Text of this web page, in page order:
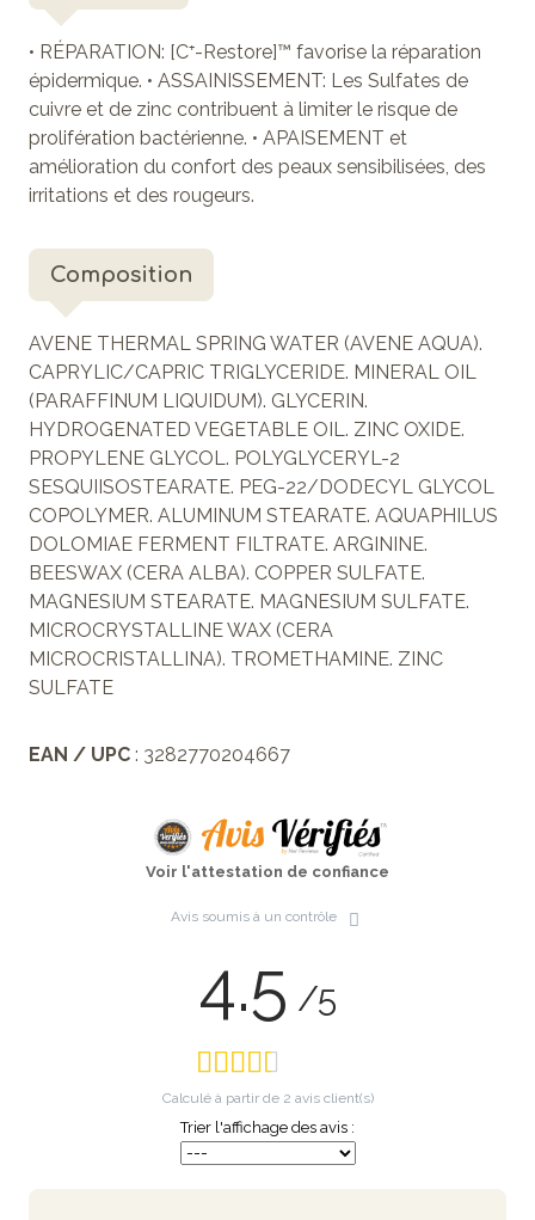
• RÉPARATION: [C⁺-Restore]™ favorise la réparation
épidermique. • ASSAINISSEMENT: Les Sulfates de
cuivre et de zinc contribuent à limiter le risque de
prolifération bactérienne. • APAISEMENT et
amélioration du confort des peaux sensibilisées, des
irritations et des rougeurs.
Composition
AVENE THERMAL SPRING WATER (AVENE AQUA).
CAPRYLIC/CAPRIC TRIGLYCERIDE. MINERAL OIL
(PARAFFINUM LIQUIDUM). GLYCERIN.
HYDROGENATED VEGETABLE OIL. ZINC OXIDE.
PROPYLENE GLYCOL. POLYGLYCERYL-2
SESQUIISOSTEARATE. PEG-22/DODECYL GLYCOL
COPOLYMER. ALUMINUM STEARATE. AQUAPHILUS
DOLOMIAE FERMENT FILTRATE. ARGININE.
BEESWAX (CERA ALBA). COPPER SULFATE.
MAGNESIUM STEARATE. MAGNESIUM SULFATE.
MICROCRYSTALLINE WAX (CERA
MICROCRISTALLINA). TROMETHAMINE. ZINC
SULFATE
EAN / UPC : 3282770204667
Voir l'attestation de confiance
Avis soumis à un contrôle
4.5 /5
Calculé à partir de 2 avis client(s)
Trier l'affichage des avis :